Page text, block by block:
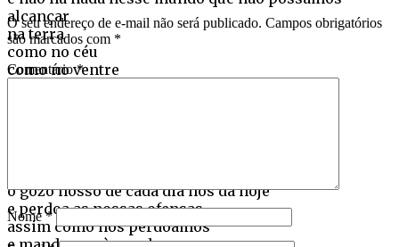
alcançar
na terra
como no céu
como no ventre
o gozo nosso de cada dia nos dá hoje
e perdoa as nossas ofensas
assim como nós perdoamos
O seu endereço de e-mail não será publicado. Campos obrigatórios
são marcados com *
Comentário*
Nome*